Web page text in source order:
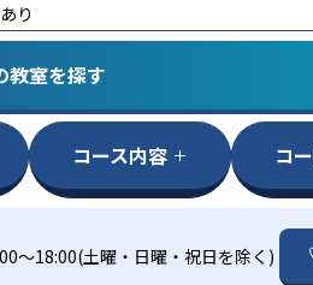
り
教室を探す
コース内容 コ
～18:00(土曜・日曜・祝日を除く)